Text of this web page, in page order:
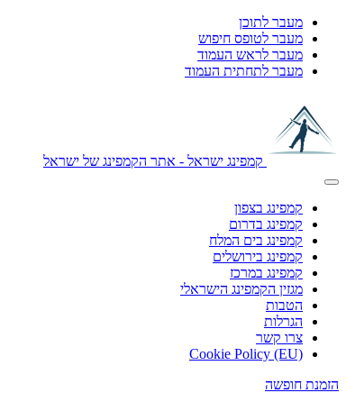
מעבר לתוכן
מעבר לטופס חיפוש
מעבר לראש העמוד
מעבר לתחתית העמוד
קמפינג ישראל - אתר הקמפינג של ישראל
קמפינג בצפון
קמפינג בדרום
קמפינג בים המלח
קמפינג בירושלים
קמפינג במרכז
מגזין הקמפינג הישראלי
הטבות
הגרלות
צרו קשר
Cookie Policy (EU)
הזמנת חופשה